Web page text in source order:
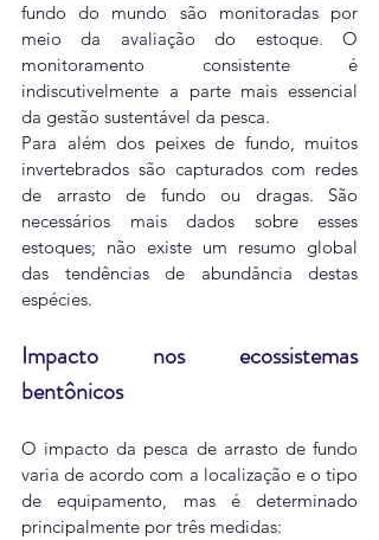
fundo do mundo são monitoradas por
meio da avaliação do estoque. O
monitoramento consistente é
indiscutivelmente a parte mais essencial
da gestão sustentável da pesca.
Para além dos peixes de fundo, muitos
invertebrados são capturados com redes
de arrasto de fundo ou dragas. São
necessários mais dados sobre esses
estoques; não existe um resumo global
das tendências de abundância destas
espécies.
Impacto nos ecossistemas
bentônicos
O impacto da pesca de arrasto de fundo
varia de acordo com a localização e o tipo
de equipamento, mas é determinado
principalmente por três medidas: